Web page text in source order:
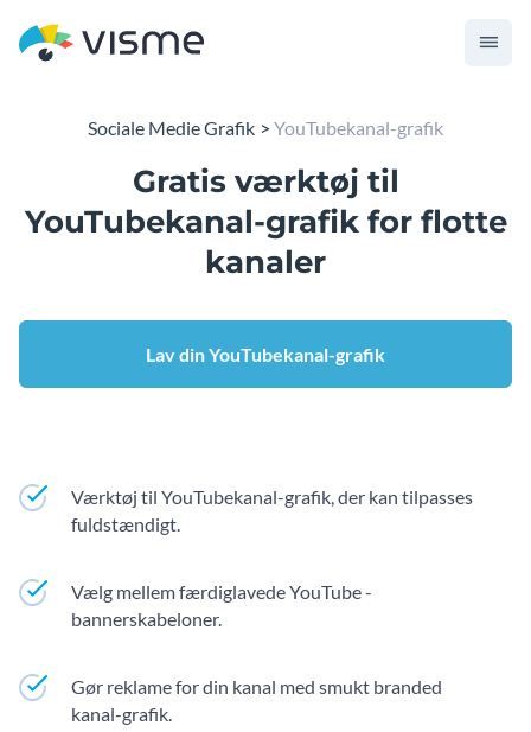
Sociale Medie Grafik YouTubekanal-grafik
Gratis værktøj til
YouTubekanal-grafik for flotte
kanaler
Lav din YouTubekanal-grafik
Værktøj til YouTubekanal-grafik, der kan tilpasses
fuldstændigt.
Vælg mellem færdiglavede YouTube -
bannerskabeloner.
Gør reklame for din kanal med smukt branded
kanal-grafik.